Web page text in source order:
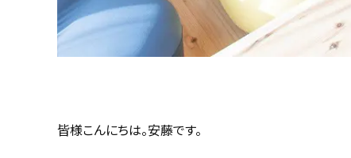
皆様こんにちは。安藤です。